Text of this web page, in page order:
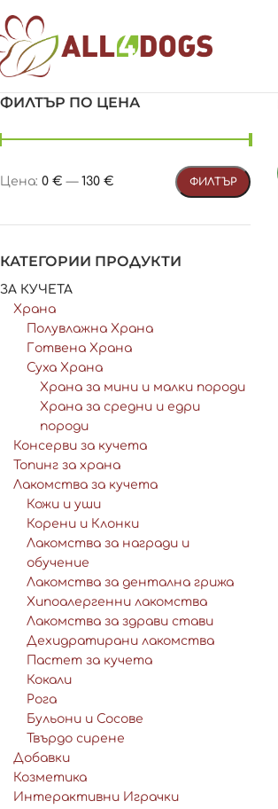
ФИЛТЪР ПО ЦЕНА
ФИЛТЪР
Цена: 0 € — 130 €
КАТЕГОРИИ ПРОДУКТИ
ЗА КУЧЕТА
Храна
Полувлажна Храна
Готвена Храна
Суха Храна
Храна за мини и малки породи
Храна за средни и едри
породи
Консерви за кучета
Топинг за храна
Лакомства за кучета
Кожи и уши
Корени и Клонки
Лакомства за награди и
обучение
Лакомства за дентална грижа
Хипоалергенни лакомства
Лакомства за здрави стави
Дехидратирани лакомства
Пастет за кучета
Кокали
Рога
Бульони и Сосове
Твърдо сирене
Добавки
Козметика
Интерактивни Играчки